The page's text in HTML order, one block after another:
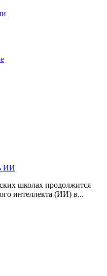
ИИ
школах продолжится
интеллекта (ИИ) в...